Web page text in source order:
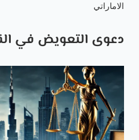
الاماراتي
دعوى التعويض في